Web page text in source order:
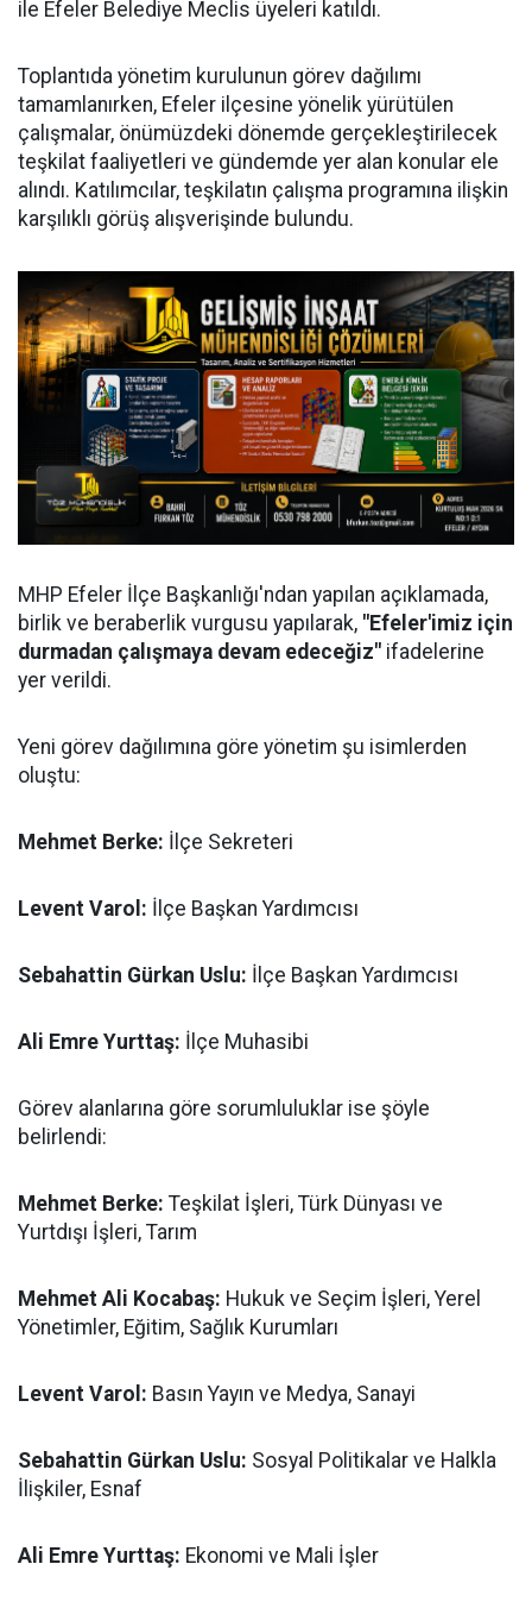
ile Efeler Belediye Meclis üyeleri katıldı.
Toplantıda yönetim kurulunun görev dağılımı
tamamlanırken, Efeler ilçesine yönelik yürütülen
çalışmalar, önümüzdeki dönemde gerçekleştirilecek
teşkilat faaliyetleri ve gündemde yer alan konular ele
alındı. Katılımcılar, teşkilatın çalışma programına ilişkin
karşılıklı görüş alışverişinde bulundu.
MHP Efeler İlçe Başkanlığı'ndan yapılan açıklamada,
birlik ve beraberlik vurgusu yapılarak, "Efeler'imiz için
durmadan çalışmaya devam edeceğiz" ifadelerine
yer verildi.
Yeni görev dağılımına göre yönetim şu isimlerden
oluştu:
Mehmet Berke: İlçe Sekreteri
Levent Varol: İlçe Başkan Yardımcısı
Sebahattin Gürkan Uslu: İlçe Başkan Yardımcısı
Ali Emre Yurttaş: İlçe Muhasibi
Görev alanlarına göre sorumluluklar ise şöyle
belirlendi:
Mehmet Berke: Teşkilat İşleri, Türk Dünyası ve
Yurtdışı İşleri, Tarım
Mehmet Ali Kocabaş: Hukuk ve Seçim İşleri, Yerel
Yönetimler, Eğitim, Sağlık Kurumları
Levent Varol: Basın Yayın ve Medya, Sanayi
Sebahattin Gürkan Uslu: Sosyal Politikalar ve Halkla
İlişkiler, Esnaf
Ali Emre Yurttaş: Ekonomi ve Mali İşler